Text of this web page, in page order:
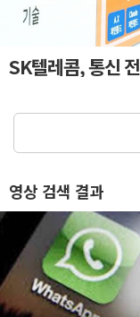
SK텔레콤, 통신
영상 검색 결과